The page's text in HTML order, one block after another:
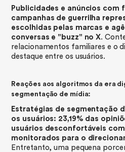
Publicidades e anúncios com
campanhas de guerrilha
escolhidas pelas marcas e
conversas e "buzz" no X.
relacionamentos familiares e o
destaque entre os usuários.
Reações aos algoritmos da era
segmentação de mídia:
Estratégias de segmentação
os usuários: 23,19% das
usuários desconfortáveis
monitorados para o
Entretanto, uma pequena